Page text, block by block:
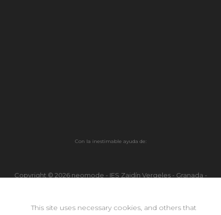
This site uses necessary cookies, and others that
Con la inestimable ayuda de:
Copyright © 2026 neomode - IES Zaidín Vergeles - Granada -